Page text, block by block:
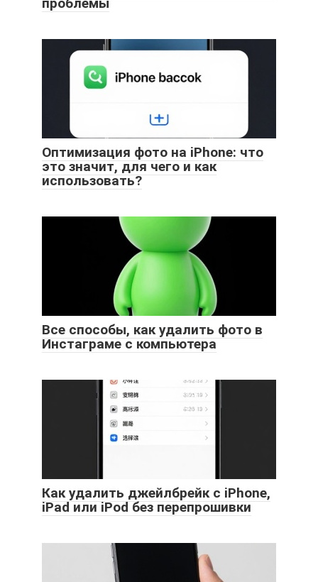
проблемы
Оптимизация фото на iPhone: что
это значит, для чего и как
использовать?
Все способы, как удалить фото в
Инстаграме с компьютера
Как удалить джейлбрейк с iPhone,
iPad или iPod без перепрошивки